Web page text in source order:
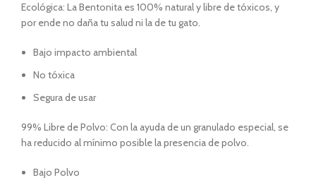
Ecológica: La Bentonita es 100% natural y libre de tóxicos, y
por ende no daña tu salud ni la de tu gato.
Bajo impacto ambiental
No tóxica
Segura de usar
99% Libre de Polvo: Con la ayuda de un granulado especial, se
ha reducido al mínimo posible la presencia de polvo.
Bajo Polvo